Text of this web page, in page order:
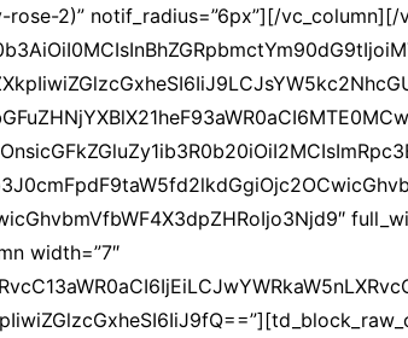
rose-2)” notif_radius=”6px”][/
width=”7″